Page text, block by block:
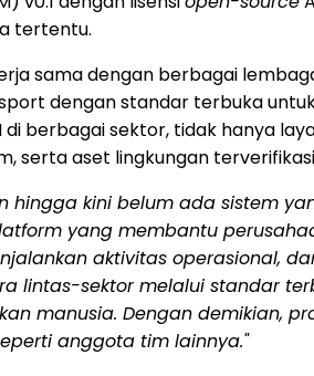
tertentu.
sama dengan berbagai
dengan standar terbuka
berbagai sektor, tidak hanya
serta aset lingkungan
kini belum ada sistem
yang membantu
aktivitas operasional,
lintas-sektor melalui standar
manusia. Dengan demikian,
anggota tim lainnya."